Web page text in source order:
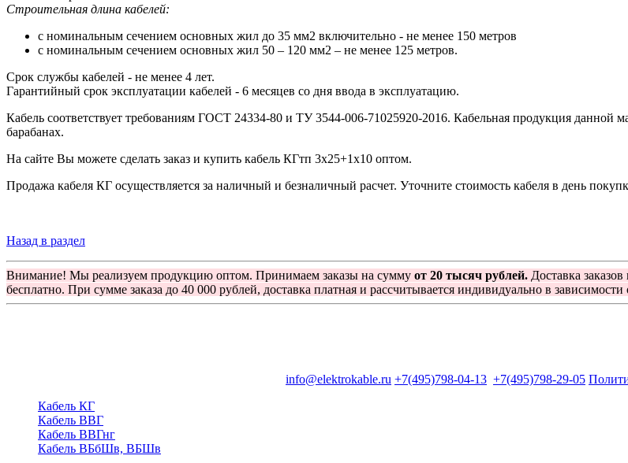
Строительная длина кабелей:
с номинальным сечением основных жил до 35 мм2 включительно - не менее 150 метров
с номинальным сечением основных жил 50 – 120 мм2 – не менее 125 метров.
Срок службы кабелей - не менее 4 лет.
Гарантийный срок эксплуатации кабелей - 6 месяцев со дня ввода в эксплуатацию.
Кабель соответствует требованиям ГОСТ 24334-80 и ТУ 3544-006-71025920-2016. Кабельная продукция данной
барабанах.
На сайте Вы можете сделать заказ и купить кабель КГтп 3х25+1х10 оптом.
Продажа кабеля КГ осуществляется за наличный и безналичный расчет. Уточните стоимость кабеля в день
Назад в раздел
Внимание! Мы реализуем продукцию оптом. Принимаем заказы на сумму от 20 тысяч рублей. Доставка
бесплатно. При сумме заказа до 40 000 рублей, доставка платная и рассчитывается индивидуально в зависимости
info@elektrokable.ru +7(495)798-04-13 +7(495)798-29-05
Кабель КГ
Кабель ВВГ
Кабель ВВГнг
Кабель ВБбШв, ВБШв